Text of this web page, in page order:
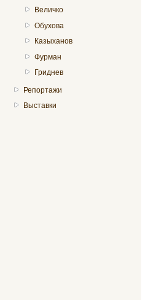
Величко
Обухова
Казыханов
Фурман
Гриднев
Репортажи
Выставки